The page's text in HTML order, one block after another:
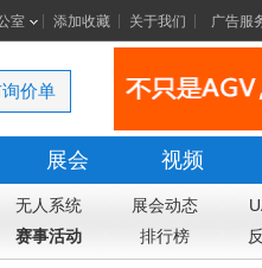
室 添加收藏 关于我们 广告服
价单
展会 视频
无人系统 展会动态
赛事活动 排行榜